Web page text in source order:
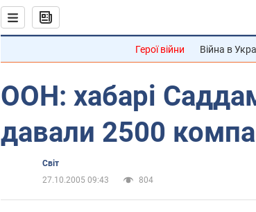
Герої війни Війна в
ООН: хабарі
давали 2500
Світ
27.10.2005 09:43
804